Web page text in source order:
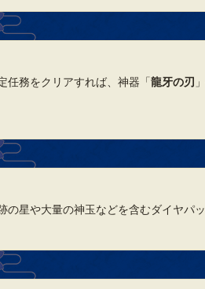
任務をクリアすれば、神器「龍牙の刃
の星や大量の神玉などを含むダイヤパ